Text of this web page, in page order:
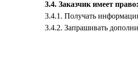
3.4. Заказчик имеет право:
3.4.1. Получать
3.4.2. Запрашивать